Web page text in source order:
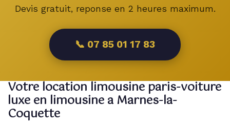
Devis gratuit, reponse en 2 heures maximum.
📞 07 85 01 17 83
Votre location limousine paris-voiture
luxe en limousine a Marnes-la-
Coquette